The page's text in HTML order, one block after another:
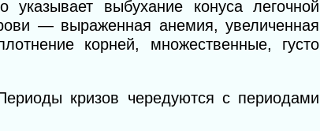
выбухание конуса легочной
— выраженная анемия, увеличенная
корней, множественные, густо
кризов чередуются с периодами